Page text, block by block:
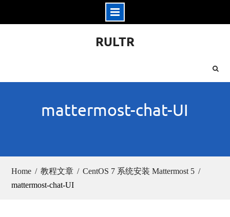
RULTR
mattermost-chat-UI
Home 教程文章
CentOS 7 系统安装 Mattermost 5
mattermost-chat-UI